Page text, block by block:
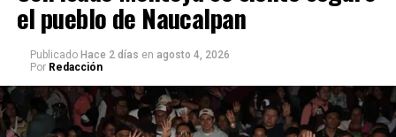
el pueblo de Naucalpan
Publicado Hace 2 días en agosto 4, 2026
Por Redacción